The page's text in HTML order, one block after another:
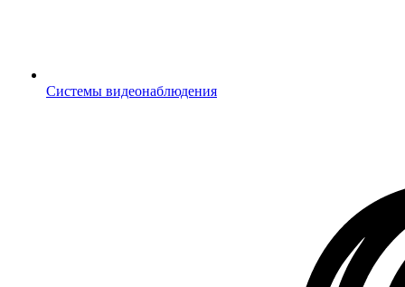
Системы видеонаблюдения